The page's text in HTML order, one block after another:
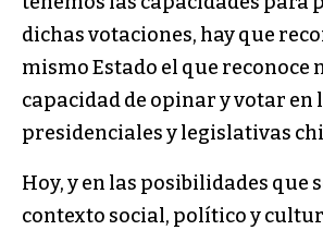
dichas votaciones, hay que
mismo Estado el que reconoce
capacidad de opinar y votar en
presidenciales y legislativas
Hoy, y en las posibilidades que
contexto social, político y